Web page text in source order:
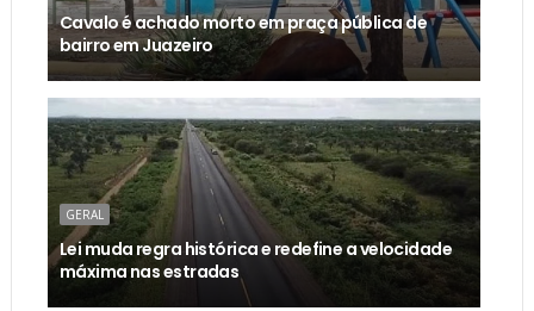
Cavalo é achado morto em praça pública de
bairro em Juazeiro
GERAL
Lei muda regra histórica e redefine a velocidade
máxima nas estradas